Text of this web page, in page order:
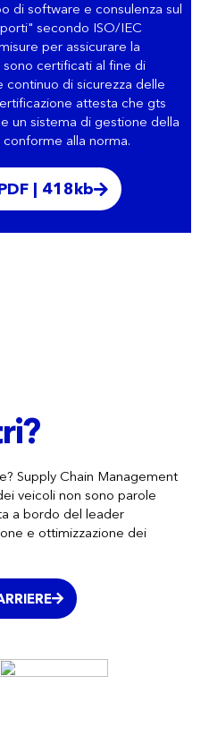
di software e consulenza sul
secondo ISO/IEC
per assicurare la
certificati al fine di
continuo di sicurezza delle
attesta che gts
un sistema di gestione della
alla norma.
| 418kb
Supply Chain Management
veicoli non sono parole
a bordo del leader
e ottimizzazione dei